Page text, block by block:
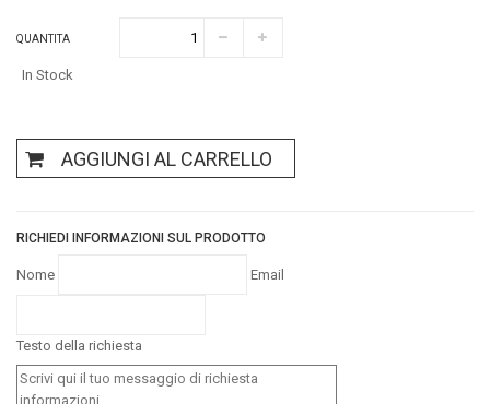
QUANTITA
In Stock
AGGIUNGI AL CARRELLO
RICHIEDI INFORMAZIONI SUL PRODOTTO
Nome Email
Testo della richiesta